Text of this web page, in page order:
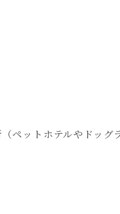
ペットホテルやドッグ